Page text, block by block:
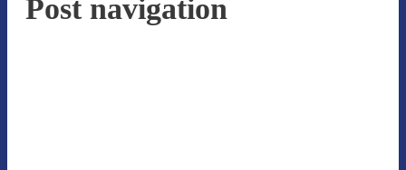
Post navigation